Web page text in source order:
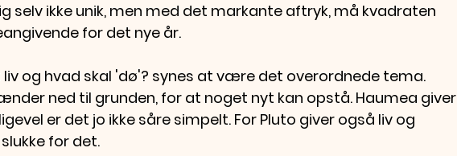
selv ikke unik, men med det markante aftryk, må kvadraten
for det nye år.
liv og hvad skal 'dø'? synes at være det overordnede tema.
ned til grunden, for at noget nyt kan opstå. Haumea giver
er det jo ikke såre simpelt. For Pluto giver også liv og
for det.